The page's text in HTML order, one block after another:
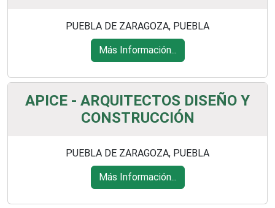
PUEBLA DE ZARAGOZA, PUEBLA
Más Información...
APICE - ARQUITECTOS DISEÑO Y
CONSTRUCCIÓN
PUEBLA DE ZARAGOZA, PUEBLA
Más Información...